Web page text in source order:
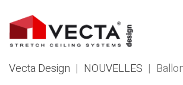
Vecta Design | NOUVELLES |